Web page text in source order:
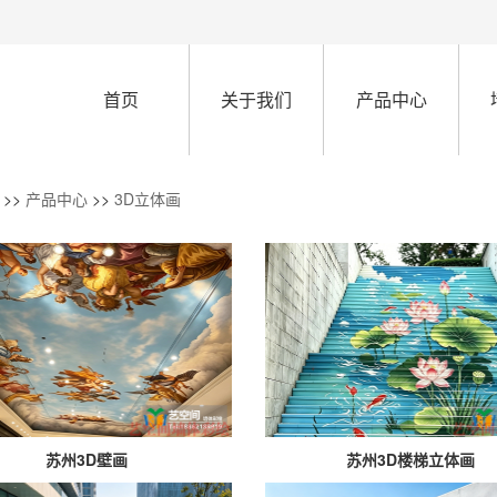
首页 关于我们 产品中心
产品中心>> 3D立体画
苏州3D壁画 苏州3D楼梯立体画